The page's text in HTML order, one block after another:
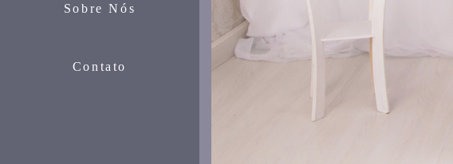
Sobre Nós
Contato